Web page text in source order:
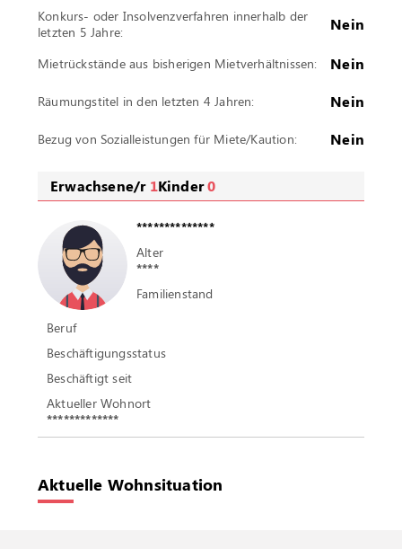
Konkurs- oder Insolvenzverfahren innerhalb der
letzten 5 Jahre:
Nein
Mietrückstände aus bisherigen Mietverhältnissen: Nein
Räumungstitel in den letzten 4 Jahren: Nein
Bezug von Sozialleistungen für Miete/Kaution: Nein
Erwachsene/r 1Kinder0
**************
Alter
****
Familienstand
Beruf
Beschäftigungsstatus
Beschäftigt seit
Aktueller Wohnort
*************
Aktuelle Wohnsituation